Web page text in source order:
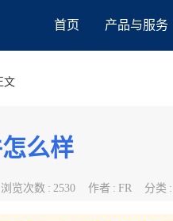
首页 产品与服务
文
么样
浏览次数 : 2530 作者 : FR 分类 :